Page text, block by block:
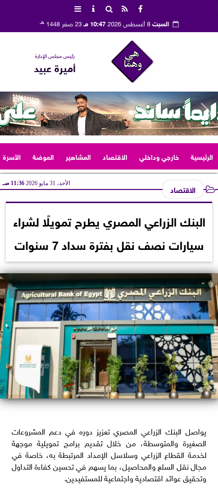
السبت8 أغسطس 2026 10:47 مـ 23 صفر 1448 هـ
رئيس مجلس الإدارة
أميرة عبيد
الرئيسية خارجي وداخلي الاقتصاد المشاهير الموضة الأسرة
الاقتصاد الأحد، 31 مايو 2026 11:36 صـ
البنك الزراعي المصري يطرح تمويلًا لشراء
سيارات نصف نقل بفترة سداد 7 سنوات
يواصل البنك الزراعي المصري تعزيز دوره في دعم المشروعات
الصغيرة والمتوسطة، من خلال تقديم برامج تمويلية موجهة
لخدمة القطاع الزراعي وسلاسل الإمداد المرتبطة به، خاصة في
مجال نقل السلع والمحاصيل، بما يسهم في تحسين كفاءة التداول
وتحقيق عوائد اقتصادية واجتماعية للمستفيدين.